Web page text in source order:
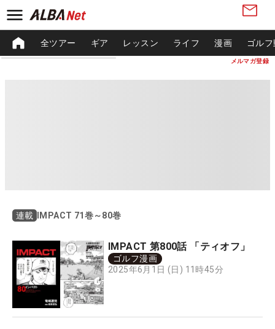
メルマガ登録
全ツアー ギア レッスン ライフ 漫画 ゴル
連載 IMPACT 71巻～80巻
IMPACT 第800話 「ティオフ」
ゴルフ漫画
2025年6月1日 (日) 11時45分